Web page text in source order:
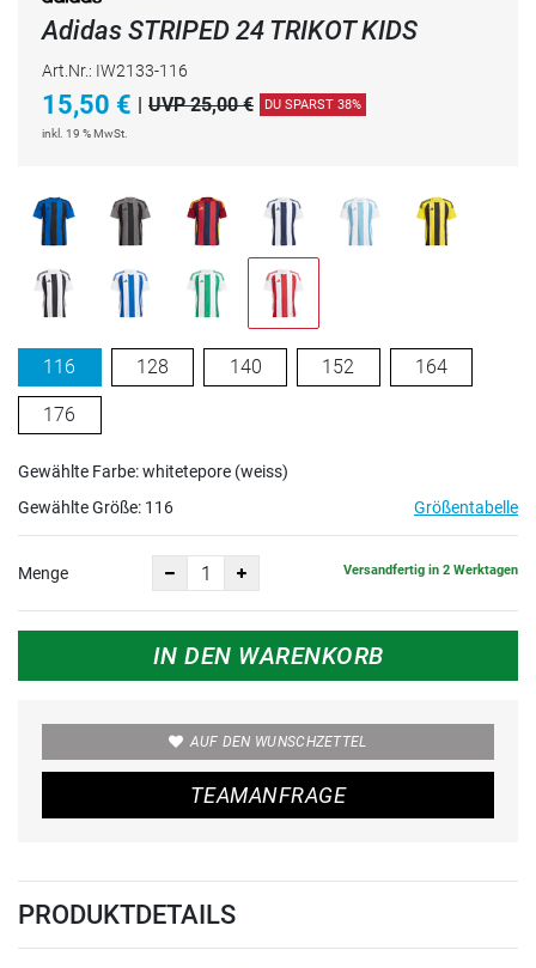
Adidas STRIPED 24 TRIKOT KIDS
Art.Nr.: IW2133-116
15,50 € | UVP 25,00 € DU SPARST 38%
inkl. 19 % MwSt.
116 128 140 152 164
176
Gewählte Farbe: whitetepore (weiss)
Gewählte Größe: 116 Größentabelle
Menge Versandfertig in 2 Werktagen
IN DEN WARENKORB
AUF DEN WUNSCHZETTEL
TEAMANFRAGE
PRODUKTDETAILS